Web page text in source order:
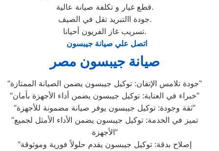
قطع غيار و تكلفة صيانة عالية.
جودة االتبريد تقل في الصيف.
تسريب غاز الفريون أحيانا.
اتصل علي صيانة جيبسون
صيانة جيبسون مصر
“جودة تلامس الإتقان: توكيل جيبسون يضمن الصيانة الممتازة”
“خبراء في العناية: توكيل جيبسون يضمن أداء الأجهزة بأمان”
“ثقة وجودة: توكيل جيبسون يوفر صيانة مضمونة للأجهزة”
“تميز في الخدمة: توكيل جيبسون يضمن الأداء الأمثل لجميع
الأجهزة”
“إصلاح بدقة: توكيل جيبسون يقدم حلولاً فورية وموثوقة